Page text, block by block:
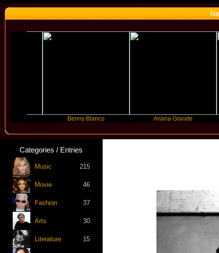
Benny Blanco Ariana Grande
Categories / Entries
Music 215
Movie 46
Fashion 37
Arts 30
Literature 15